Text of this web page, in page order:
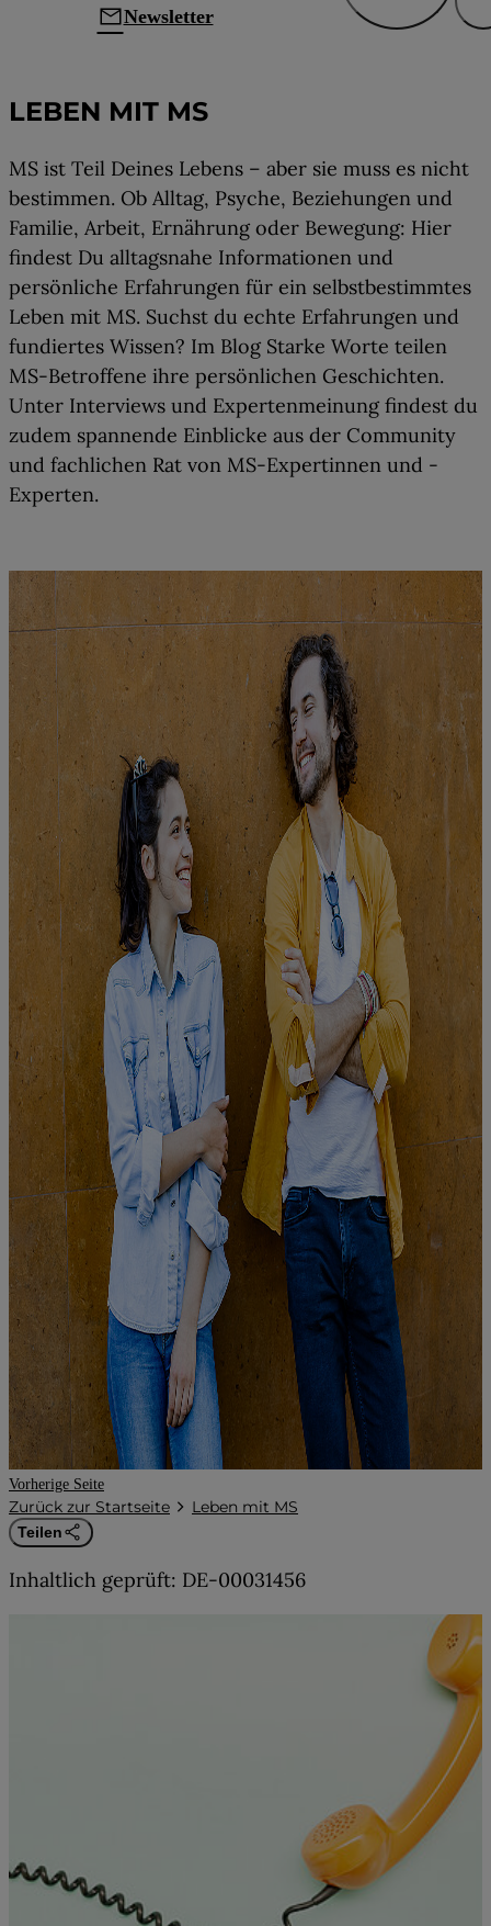
mailNewsletter
Leben mit MS
LEBEN MIT MS
MS ist Teil Deines Lebens – aber sie muss es nicht
bestimmen. Ob Alltag, Psyche, Beziehungen und
Familie, Arbeit, Ernährung oder Bewegung: Hier
findest Du alltagsnahe Informationen und
persönliche Erfahrungen für ein selbstbestimmtes
Leben mit MS. Suchst du echte Erfahrungen und
fundiertes Wissen? Im Blog Starke Worte teilen
MS-Betroffene ihre persönlichen Geschichten.
Unter Interviews und Expertenmeinung findest du
zudem spannende Einblicke aus der Community
und fachlichen Rat von MS-Expertinnen und -
Experten.
Vorherige Seite
Zurück zur Startseite Leben mit MS
Teilen
Inhaltlich geprüft: DE-00031456